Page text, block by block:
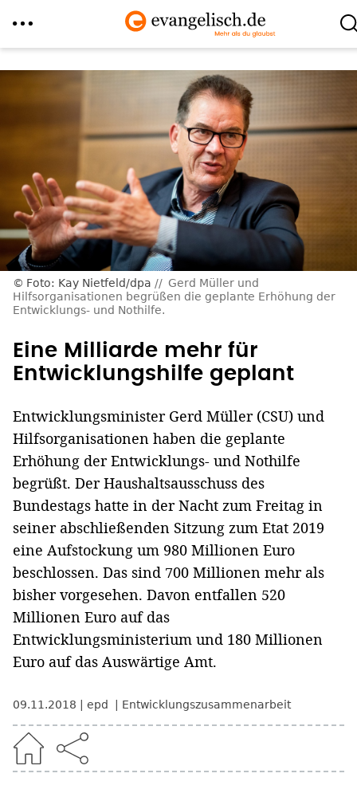
Inhalt
Foto: Kay Nietfeld/dpa
Gerd Müller und
Hilfsorganisationen begrüßen die geplante Erhöhung der
Entwicklungs- und Nothilfe.
Eine Milliarde mehr für
Entwicklungshilfe geplant
Entwicklungsminister Gerd Müller (CSU) und
Hilfsorganisationen haben die geplante
Erhöhung der Entwicklungs- und Nothilfe
begrüßt. Der Haushaltsausschuss des
Bundestags hatte in der Nacht zum Freitag in
seiner abschließenden Sitzung zum Etat 2019
eine Aufstockung um 980 Millionen Euro
beschlossen. Das sind 700 Millionen mehr als
bisher vorgesehen. Davon entfallen 520
Millionen Euro auf das
Entwicklungsministerium und 180 Millionen
Euro auf das Auswärtige Amt.
09.11.2018 epd Entwicklungszusammenarbeit